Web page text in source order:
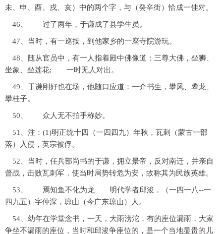
未、申、酉、戌、亥）中的两个字，与（癸辛街）恰成一佳对。
46、 过了两年，于谦成了县学生员。
47、当时，有一巡按，到他家乡的一座寺院游玩。
48、随从官员中，有一人指着殿中佛像道：三尊大佛，坐狮、
坐象、坐莲花; 一时无人对出。
49、于谦刚好也在场，他随口应道：一介书生，攀凤、攀龙、
攀桂子。
50、 众人无不拍手称妙。
51、注：(1)明正统十四（一四四九）年秋，瓦刺（蒙古一部
落）入侵，英宗被俘。
52、当时，任兵部尚书的于谦，拥立景帝，反对南迁，并亲自
督战，击败瓦刺军，使当时局势转危为安，故称其为民族英雄。
53、 焉知鱼不化为龙 明代学者邱浚，（一四一八--一
四九五）字仲深，琼山（今广东琼山）人。
54、幼年在学堂念书，一天，大雨滂沱，有的座位漏雨，大家
争坐不漏雨的座位，当时和邱浚争座位的，是一个当地显贵的儿